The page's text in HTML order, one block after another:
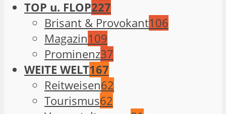
TOP u. FLOP227
Brisant & Provokant106
Magazin109
Prominenz37
WEITE WELT167
Reitweisen62
Tourismus62